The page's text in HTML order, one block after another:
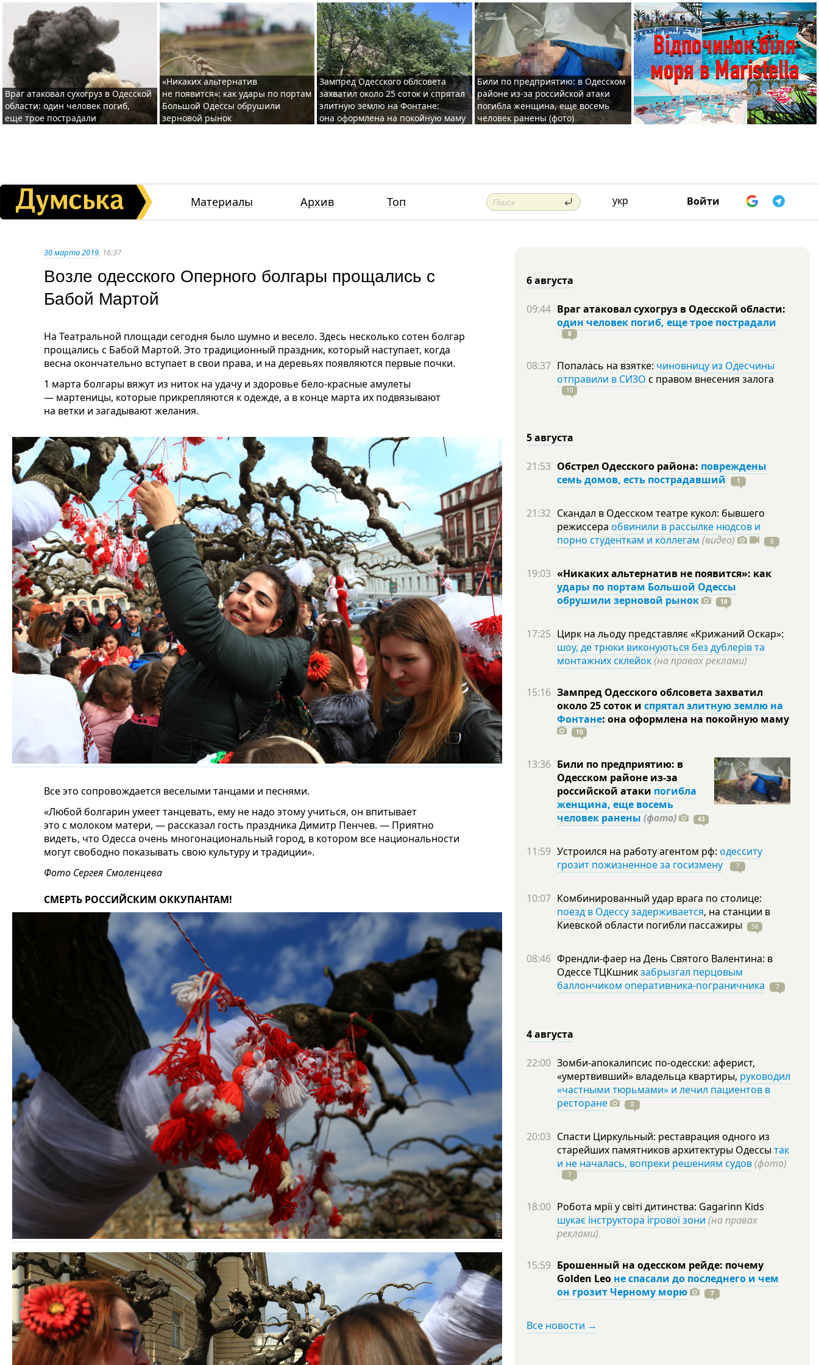
Враг атаковал сухогруз в Одесской
области: один человек погиб,
еще трое пострадали
«Никаких альтернатив
не появится»: как удары по портам
Большой Одессы обрушили
зерновой рынок
Зампред Одесского облсовета
захватил около 25 соток и спрятал
элитную землю на Фонтане:
она оформлена на покойную маму
Били по предприятию: в Одесском
районе из-за российской атаки
погибла женщина, еще восемь
человек ранены (фото)
Материалы Архив Топ укр Войти
30 марта 2019, 16:37
Возле одесского Оперного болгары прощались с
Бабой Мартой
На Театральной площади сегодня было шумно и весело. Здесь несколько сотен болгар
прощались с Бабой Мартой. Это традиционный праздник, который наступает, когда
весна окончательно вступает в свои права, и на деревьях появляются первые почки.
1 марта болгары вяжут из ниток на удачу и здоровье бело-красные амулеты
— мартеницы, которые прикрепляются к одежде, а в конце марта их подвязывают
на ветки и загадывают желания.
Все это сопровождается веселыми танцами и песнями.
«Любой болгарин умеет танцевать, ему не надо этому учиться, он впитывает
это с молоком матери, — рассказал гость праздника Димитр Пенчев. — Приятно
видеть, что Одесса очень многонациональный город, в котором все национальности
могут свободно показывать свою культуру и традиции».
Фото Сергея Смоленцева
СМЕРТЬ РОССИЙСКИМ ОККУПАНТАМ!
6 августа
09:44 Враг атаковал сухогруз в Одесской области:
один человек погиб, еще трое пострадали
8
08:37 Попалась на взятке: чиновницу из Одесчины
отправили в СИЗО с правом внесения залога
10
5 августа
21:53 Обстрел Одесского района: повреждены
семь домов, есть пострадавший
1
21:32 Скандал в Одесском театре кукол: бывшего
режиссера обвинили в рассылке нюдсов и
порно студенткам и коллегам (видео) 8
19:03 «Никаких альтернатив не появится»: как
удары по портам Большой Одессы
обрушили зерновой рынок
18
17:25 Цирк на льоду представляє «Крижаний Оскар»:
шоу, де трюки виконуються без дублерів та
монтажних склейок(на правах реклами)
15:16 Зампред Одесского облсовета захватил
около 25 соток и спрятал элитную землю на
Фонтане: она оформлена на покойную маму
10
13:36 Били по предприятию: в
Одесском районе из-за
российской атаки погибла
женщина, еще восемь
человек ранены (фото) 43
11:59 Устроился на работу агентом рф: одесситу
грозит пожизненное за госизмену
7
10:07 Комбинированный удар врага по столице:
поезд в Одессу задерживается, на станции в
Киевской области погибли пассажиры 56
08:46 Френдли-фаер на День Святого Валентина: в
Одессе ТЦКшникзабрызгал перцовым
баллончиком оперативника-пограничника
7
4 августа
22:00 Зомби-апокалипсис по-одесски: аферист,
«умертвивший» владельца квартиры, руководил
«частными тюрьмами» и лечил пациентов в
ресторане
8
20:03 Спасти Циркульный: реставрация одного из
старейших памятников архитектуры Одессы так
и не началась, вопреки решениям судов(фото)
7
18:00 Робота мрії у світі дитинства: Gagarinn Kids
шукає інструктора ігрової зони (на правах
реклами)
15:59 Брошенный на одесском рейде: почему
Golden Leo не спасали до последнего и чем
он грозит Черному морю
7
Все новости →